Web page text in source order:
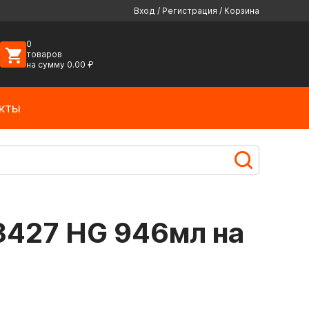
Вход / Регистрация / Корзина
0
товаров
на сумму 0.00 ₽
HG 946мл на